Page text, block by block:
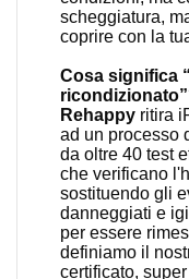
scheggiatura,
coprire con la
Cosa significa
Rehappy ritira
ad un processo
da oltre 40 test
che verificano
sostituendo gli
danneggiati e
per essere
definiamo il
certificato,